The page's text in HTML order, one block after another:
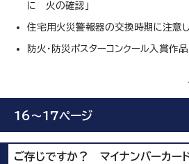
に 火の確認」
住宅用火災警報器の交換時期に注意し
防火・防災ポスターコンクール入賞作品
16～17ページ
ご存じですか？ マイナンバーカー